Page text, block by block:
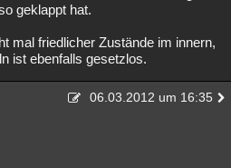
geklappt hat.
mal friedlicher Zustände im innern,
ist ebenfalls gesetzlos.
06.03.2012 um 16:35